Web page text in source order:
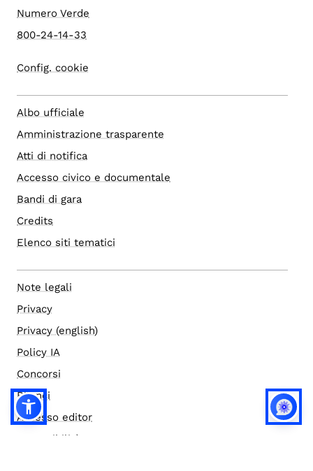
Numero Verde
800-24-14-33
Config. cookie
Albo ufficiale
Amministrazione trasparente
Atti di notifica
Accesso civico e documentale
Bandi di gara
Credits
Elenco siti tematici
Note legali
Privacy
Privacy (english)
Policy IA
Concorsi
Bilanci
Accesso editor
Accessibilità